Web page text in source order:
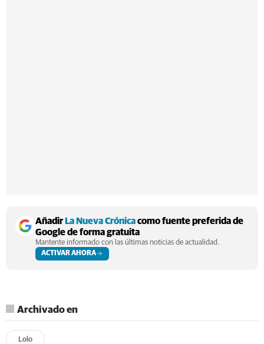
AñadirLa Nueva Crónicacomo fuente preferida de
Google de forma gratuita
Mantente informado con las últimas noticias de actualidad.
ACTIVAR AHORA
Archivado en
Lolo